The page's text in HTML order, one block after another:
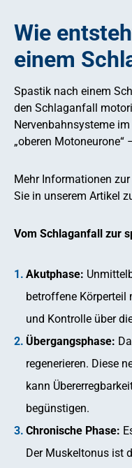
Wie
einem
Spastik nach einem
den Schlaganfall
Nervenbahnsysteme
„oberen Motoneurone“
Mehr Informationen
Sie in unserem Artikel
Vom Schlaganfall zur
Akutphase:
betroffene Körperteil
und Kontrolle über
Übergangsphase:
regenerieren. Diese
kann
begünstigen.
Chronische Phase:
Der Muskeltonus ist